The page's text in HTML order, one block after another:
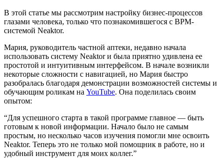
В этой статье мы рассмотрим настройку бизнес-процессов
глазами человека, только что познакомившегося с BPM-
системой Neaktor.
Мария, руководитель частной аптеки, недавно начала
использовать систему Neaktor и была приятно удивлена ее
простотой и интуитивным интерфейсом. В начале возникли
некоторые сложности с навигацией, но Мария быстро
разобралась благодаря демонстрации возможностей системы и
обучающим роликам на YouTube. Она поделилась своим
опытом:
“Для успешного старта в такой программе главное — быть
готовым к новой информации. Начало было не самым
простым, но несколько часов изучения помогли мне освоить
Neaktor. Теперь это не только мой помощник в работе, но и
удобный инструмент для моих коллег.”